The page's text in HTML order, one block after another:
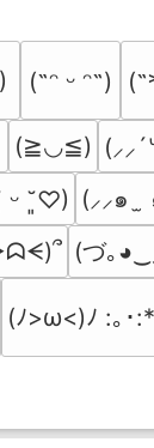
(˶ᵔ ᵕ ᵔ˶)
(≧◡≦)
ᵕ ˘͈♡) (⸝⸝๑
(づ｡
(ﾉ>ω<)ﾉ :｡･